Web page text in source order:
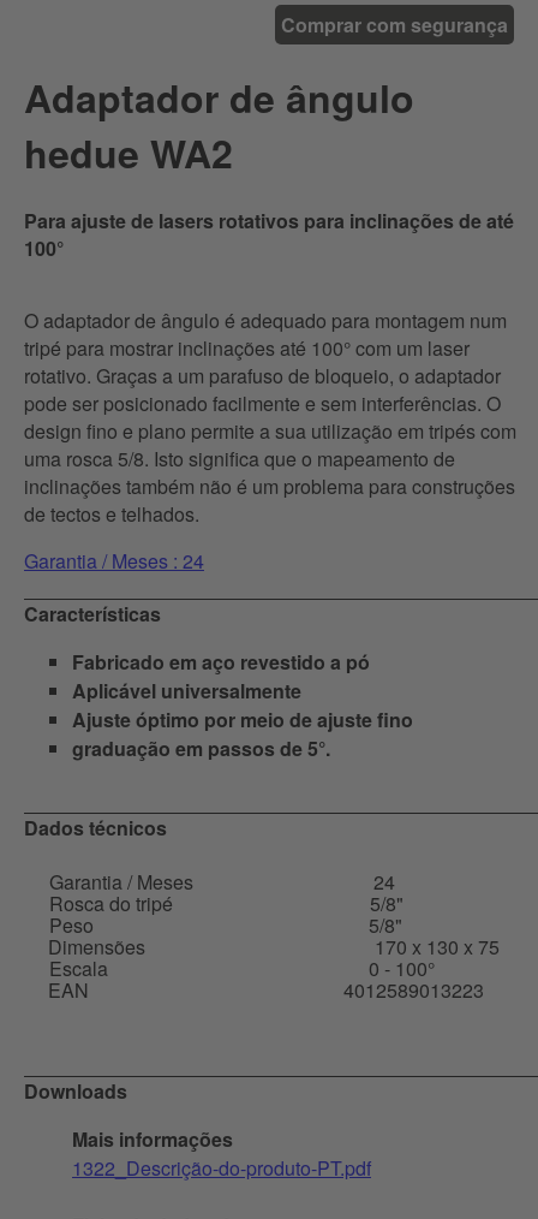
Comprar com segurança
Adaptador de ângulo
hedue WA2
Para ajuste de lasers rotativos para inclinações de até
100°
O adaptador de ângulo é adequado para montagem num
tripé para mostrar inclinações até 100° com um laser
rotativo. Graças a um parafuso de bloqueio, o adaptador
pode ser posicionado facilmente e sem interferências. O
design fino e plano permite a sua utilização em tripés com
uma rosca 5/8. Isto significa que o mapeamento de
inclinações também não é um problema para construções
de tectos e telhados.
Garantia / Meses : 24
Características
Fabricado em aço revestido a pó
Aplicável universalmente
Ajuste óptimo por meio de ajuste fino
graduação em passos de 5°.
Dados técnicos
Garantia / Meses
24
Rosca do tripé 5/8"
Peso 5/8"
Dimensões 170 x 130 x 75
Escala 0 - 100°
EAN 4012589013223
Downloads
Mais informações
1322_Descrição-do-produto-PT.pdf